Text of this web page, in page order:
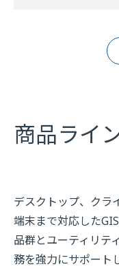
商品ライ
デスクトップ、クラ
端末まで対応した
品群とユーティリテ
務を強力にサポート